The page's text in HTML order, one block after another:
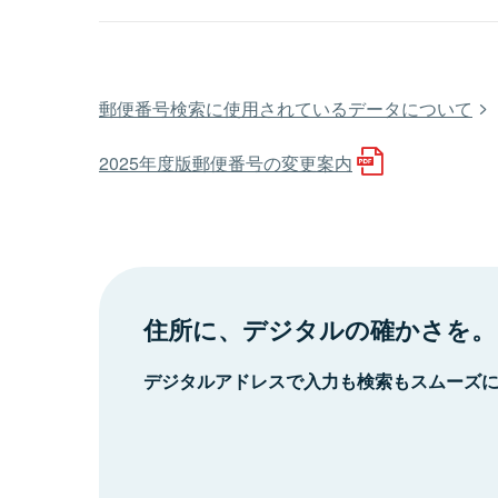
郵便番号検索に使用されているデータについて
2025年度版郵便番号の変更案内
住所に、デジタルの確かさを。
デジタルアドレスで入力も検索もスムーズ